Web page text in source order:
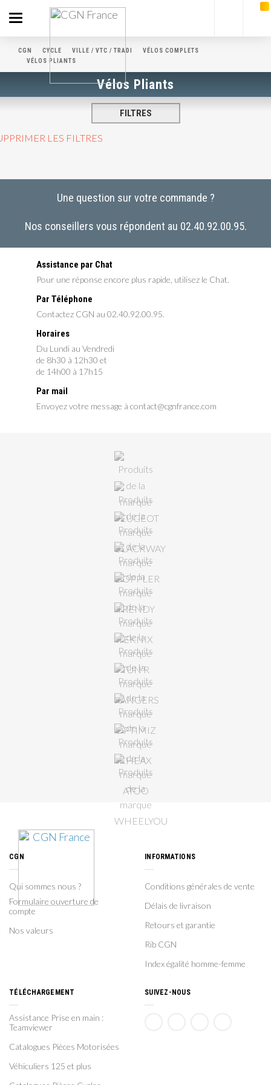
Toggle
navigation
CGN CYCLE VILLE / VTC / TRADI
VÉLOS COMPLETS
VÉLOS PLIANTS
Vélos Pliants
FILTRES
LES FILTRES
Une question sur votre commande ?
Nos conseillers vous répondent au 02.40.92.00.95.
Assistance par Chat
Pour une réponse encore plus rapide, utilisez le Chat.
Par Téléphone
Contactez CGN au 02.40.92.00.95.
Horaires
Du Lundi au Vendredi
de 8h30 à 12h30 et
de 14h00 à 17h15
Par mail
Envoyez votre message à contact@cgnfrance.com
CGN
Qui sommes nous ?
Formulaire ouverture de
compte
Nos valeurs
INFORMATIONS
Conditions générales de vente
Délais de livraison
Retours et garantie
Rib CGN
Index égalité homme-femme
TÉLÉCHARGEMENT
Assistance Prise en main :
Teamviewer
Catalogues Pièces Motorisées
Véhiculiers 125 et plus
SUIVEZ-NOUS